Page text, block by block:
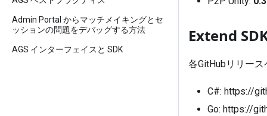
Admin Portal からマッチメイキングとセ
ッションの問題をデバッグする方法
AGS インターフェイスと SDK
Extend
各GitHubリリー
C#: https://
Go: https://